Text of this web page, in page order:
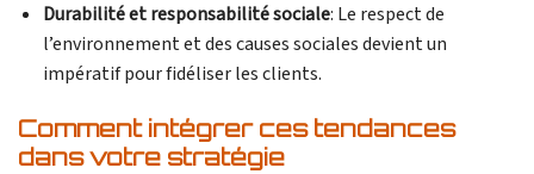
Durabilité et responsabilité sociale: Le respect de
l’environnement et des causes sociales devient un
impératif pour fidéliser les clients.
Comment intégrer ces tendances
dans votre stratégie